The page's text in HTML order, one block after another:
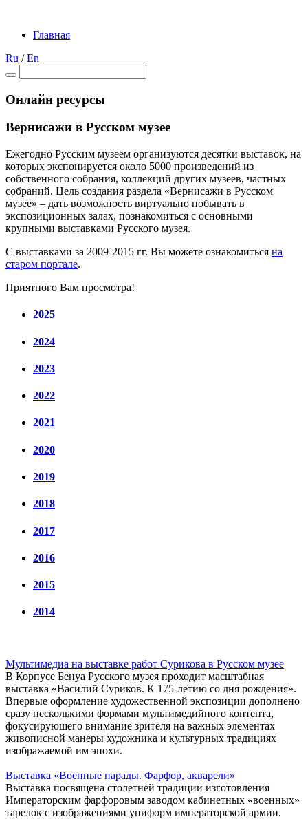
Главная
Ru /En
Онлайн ресурсы
Вернисажи в Русском музее
Ежегодно Русским музеем организуются десятки выставок, на
которых экспонируется около 5000 произведений из
собственного собрания, коллекций других музеев, частных
собраний. Цель создания раздела «Вернисажи в Русском
музее» – дать возможность виртуально побывать в
экспозиционных залах, познакомиться с основными
крупными выставками Русского музея.
С выставками за 2009-2015 гг. Вы можете ознакомиться на
старом портале.
Приятного Вам просмотра!
2025
2024
2023
2022
2021
2020
2019
2018
2017
2016
2015
2014
Мультимедиа на выставке работ Сурикова в Русском музее
В Корпусе Бенуа Русского музея проходит масштабная
выставка «Василий Суриков. К 175-летию со дня рождения».
Впервые оформление художественной экспозиции дополнено
сразу несколькими формами мультимедийного контента,
фокусирующего внимание зрителя на важных элементах
живописной манеры художника и культурных традициях
изображаемой им эпохи.
Выставка «Военные парады. Фарфор, акварели»
Выставка посвящена столетней традиции изготовления
Императорским фарфоровым заводом кабинетных «военных»
тарелок с изображениями униформ императорской армии.